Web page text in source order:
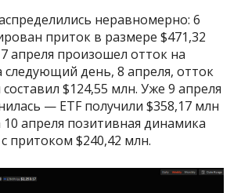
неравномерно: 6
приток в размере $471,32
апреля произошел отток на
следующий день, 8 апреля, отток
$124,55 млн. Уже 9 апреля
— ETF получили $358,17 млн
10 апреля позитивная динамика
притоком $240,42 млн.